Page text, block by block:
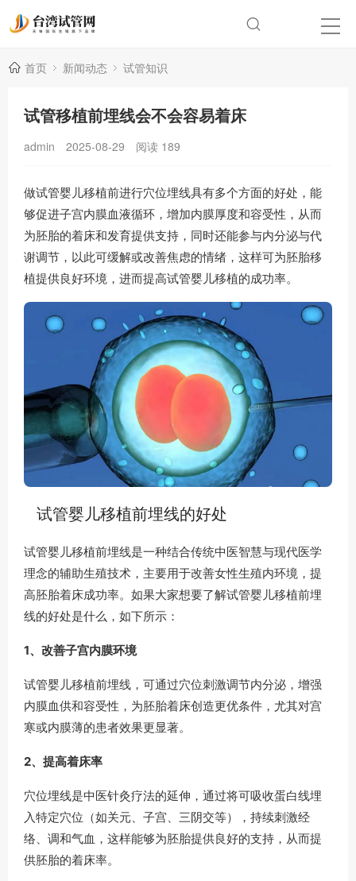
首页 新闻动态 试管知识
试管移植前埋线会不会容易着床
admin 2025-08-29 阅读 189
做试管婴儿移植前进行穴位埋线具有多个方面的好处，能
够促进子宫内膜血液循环，增加内膜厚度和容受性，从而
为胚胎的着床和发育提供支持，同时还能参与内分泌与代
谢调节，以此可缓解或改善焦虑的情绪，这样可为胚胎移
植提供良好环境，进而提高试管婴儿移植的成功率。
试管婴儿移植前埋线的好处
试管婴儿移植前埋线是一种结合传统中医智慧与现代医学
理念的辅助生殖技术，主要用于改善女性生殖内环境，提
高胚胎着床成功率。如果大家想要了解试管婴儿移植前埋
线的好处是什么，如下所示：
1、改善子宫内膜环境
试管婴儿移植前埋线，可通过穴位刺激调节内分泌，增强
内膜血供和容受性，为胚胎着床创造更优条件，尤其对宫
寒或内膜薄的患者效果更显著。
2、提高着床率
穴位埋线是中医针灸疗法的延伸，通过将可吸收蛋白线埋
入特定穴位（如关元、子宫、三阴交等），持续刺激经
络、调和气血，这样能够为胚胎提供良好的支持，从而提
供胚胎的着床率。